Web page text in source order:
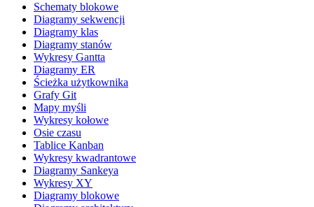
Schematy blokowe
Diagramy sekwencji
Diagramy klas
Diagramy stanów
Wykresy Gantta
Diagramy ER
Ścieżka użytkownika
Grafy Git
Mapy myśli
Wykresy kołowe
Osie czasu
Tablice Kanban
Wykresy kwadrantowe
Diagramy Sankeya
Wykresy XY
Diagramy blokowe